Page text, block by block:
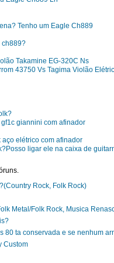
Tenho um Eagle Ch889
ch889?
Takamine EG-320C Ns
43750 Vs Tagima Violão
giannini com afinador
elétrico com afinador
ligar ele na caixa de
Rock, Folk Rock)
Metal/Folk Rock, Musica
80 ta conservada e se nenhum
Custom